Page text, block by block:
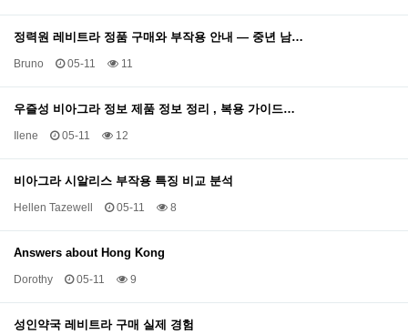
정력원 레비트라 정품 구매와 부작용 안내 — 중년 남…
Bruno 05-11 11
우즐성 비아그라 정보 제품 정보 정리 , 복용 가이드…
Ilene 05-11 12
비아그라 시알리스 부작용 특징 비교 분석
Hellen Tazewell 05-11 8
Answers about Hong Kong
Dorothy 05-11 9
성인약국 레비트라 구매 실제 경험